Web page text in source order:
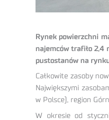
Rynek powierzchni
najemców trafiło 2,4
pustostanów na
Całkowite zasoby
Największymi
w Polsce), region
W okresie od